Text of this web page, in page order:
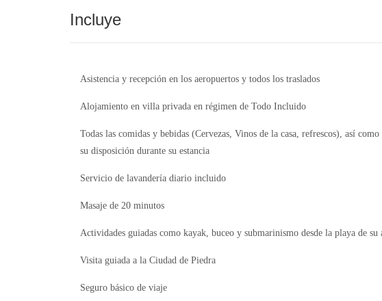
Incluye
Asistencia y recepción en los aeropuertos y todos los traslados
Alojamiento en villa privada en régimen de Todo Incluido
Todas las comidas y bebidas (Cervezas, Vinos de la casa, refrescos), así
su disposición durante su estancia
Servicio de lavandería diario incluido
Masaje de 20 minutos
Actividades guiadas como kayak, buceo y submarinismo desde la playa de su
Visita guiada a la Ciudad de Piedra
Seguro básico de viaje